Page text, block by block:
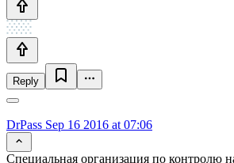
Reply
DrPass Sep 16 2016 at 07:06
Специальная организация по контролю